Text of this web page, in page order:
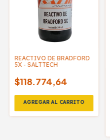
REACTIVO DE BRADFORD
5X - SALTTECH
$118.774,64